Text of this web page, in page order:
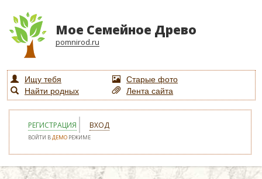
Мое Семейное Древо
pomnirod.ru
Ищу тебя
Старые фото
Найти родных
Лента сайта
РЕГИСТРАЦИЯ ВХОД
ВОЙТИ ВДЕМО РЕЖИМЕ